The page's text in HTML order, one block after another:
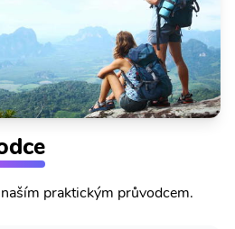
praktickým průvodcem.